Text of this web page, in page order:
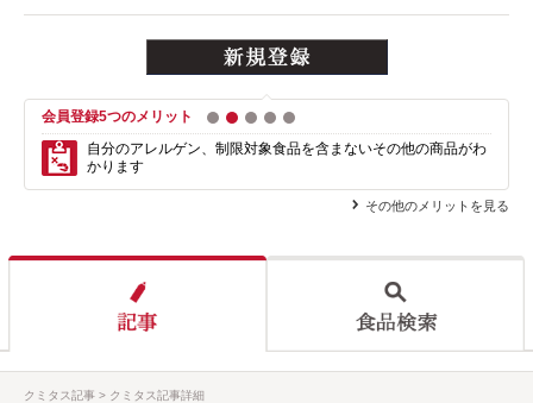
会員登録5つのメリット 1 2 3 4
自分のアレルゲン、制限対象食品を含まないその他の商品がわ
かります
その他のメリットを見る
クミタス記事 クミタス記事詳細